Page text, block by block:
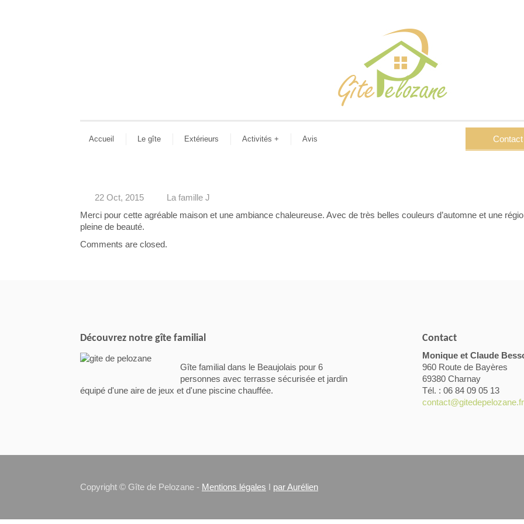
Accueil Le gîte Extérieurs Activités + Avis
22 Oct, 2015
La famille J
Merci pour cette agréable maison et une ambiance chaleureuse. Avec de très belles couleurs d’automne et une
pleine de beauté.
Comments are closed.
Découvrez notre gîte familial
Gîte familial dans le Beaujolais pour 6
personnes avec terrasse sécurisée et jardin
équipé d'une aire de jeux et d'une piscine chauffée.
Contact
Monique et Claude
960 Route de Bayères
69380 Charnay
Tél. : 06 84 09 05 13
contact@gitedepelozane.fr
Copyright © Gîte de Pelozane - Mentions légales I par Aurélien